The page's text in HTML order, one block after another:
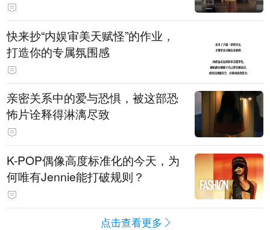
快来抄“内娱审美天赋怪”的作业，
打造你的专属氛围感
亲密关系中的爱与恐惧，被这部恐
怖片诠释得淋漓尽致
K-POP偶像高度标准化的今天，为
何唯有Jennie能打破规则？
点击查看更多